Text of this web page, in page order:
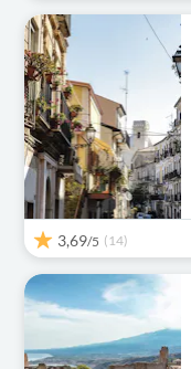
3,69/5 (14)